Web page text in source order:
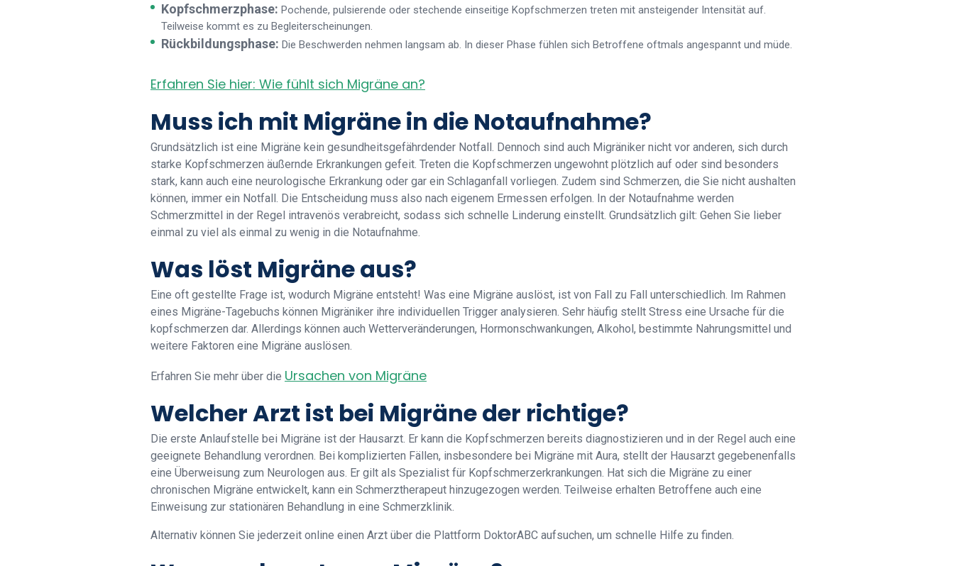
Kopfschmerzphase: Pochende, pulsierende oder stechende einseitige Kopfschmerzen treten mit ansteigender Intensität auf.
Teilweise kommt es zu Begleiterscheinungen.
Rückbildungsphase: Die Beschwerden nehmen langsam ab. In dieser Phase fühlen sich Betroffene oftmals angespannt und müde.
Erfahren Sie hier: Wie fühlt sich Migräne an?
Muss ich mit Migräne in die Notaufnahme?
Grundsätzlich ist eine Migräne kein gesundheitsgefährdender Notfall. Dennoch sind auch Migräniker nicht vor anderen, sich durch
starke Kopfschmerzen äußernde Erkrankungen gefeit. Treten die Kopfschmerzen ungewohnt plötzlich auf oder sind besonders
stark, kann auch eine neurologische Erkrankung oder gar ein Schlaganfall vorliegen. Zudem sind Schmerzen, die Sie nicht aushalten
können, immer ein Notfall. Die Entscheidung muss also nach eigenem Ermessen erfolgen. In der Notaufnahme werden
Schmerzmittel in der Regel intravenös verabreicht, sodass sich schnelle Linderung einstellt. Grundsätzlich gilt: Gehen Sie lieber
einmal zu viel als einmal zu wenig in die Notaufnahme.
Was löst Migräne aus?
Eine oft gestellte Frage ist, wodurch Migräne entsteht! Was eine Migräne auslöst, ist von Fall zu Fall unterschiedlich. Im Rahmen
eines Migräne-Tagebuchs können Migräniker ihre individuellen Trigger analysieren. Sehr häufig stellt Stress eine Ursache für die
kopfschmerzen dar. Allerdings können auch Wetterveränderungen, Hormonschwankungen, Alkohol, bestimmte Nahrungsmittel und
weitere Faktoren eine Migräne auslösen.
Erfahren Sie mehr über die Ursachen von Migräne
Welcher Arzt ist bei Migräne der richtige?
Die erste Anlaufstelle bei Migräne ist der Hausarzt. Er kann die Kopfschmerzen bereits diagnostizieren und in der Regel auch eine
geeignete Behandlung verordnen. Bei komplizierten Fällen, insbesondere bei Migräne mit Aura, stellt der Hausarzt gegebenenfalls
eine Überweisung zum Neurologen aus. Er gilt als Spezialist für Kopfschmerzerkrankungen. Hat sich die Migräne zu einer
chronischen Migräne entwickelt, kann ein Schmerztherapeut hinzugezogen werden. Teilweise erhalten Betroffene auch eine
Einweisung zur stationären Behandlung in eine Schmerzklinik.
Alternativ können Sie jederzeit online einen Arzt über die Plattform DoktorABC aufsuchen, um schnelle Hilfe zu finden.